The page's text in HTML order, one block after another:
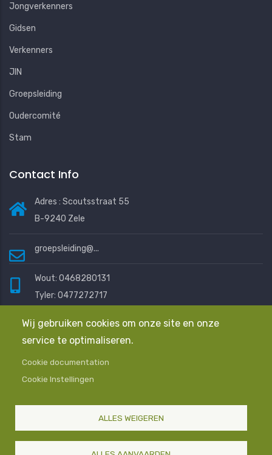
Wij gebruiken cookies om onze site en onze
service te optimaliseren.
Cookie documentation
Cookie Instellingen
ALLES WEIGEREN
Jongverkenners
Gidsen
Verkenners
JIN
Groepsleiding
Oudercomité
Stam
Contact Info
Adres : Scoutsstraat 55
B-9240 Zele
groepsleiding@...
Wout: 0468280131
Tyler: 0477272717
Mail ons en we helpen je graag
Algemene Voorwaarden Privacyverklaring
© CopyrightScouts en Gidsen Zele2025-2026. Alle
Rechten Voorbehouden